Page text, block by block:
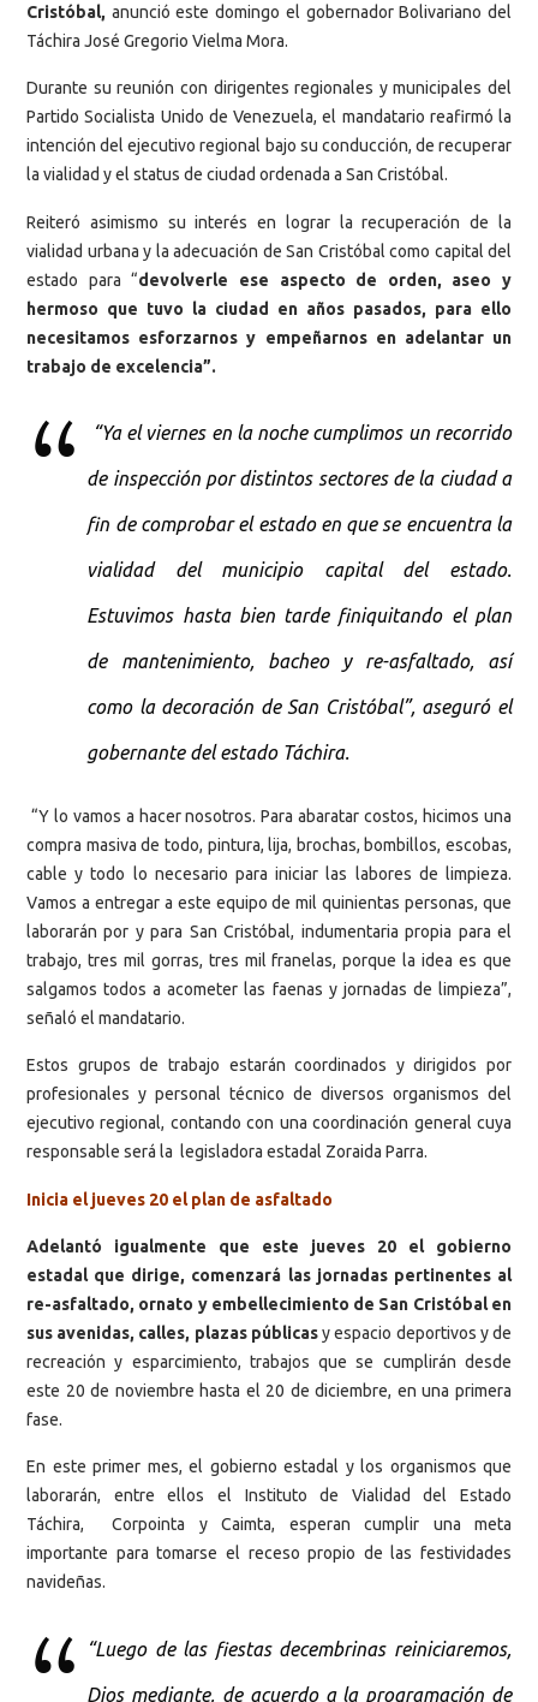
Cristóbal, anunció este domingo el gobernador Bolivariano del
Táchira José Gregorio Vielma Mora.
Durante su reunión con dirigentes regionales y municipales del
Partido Socialista Unido de Venezuela, el mandatario reafirmó la
intención del ejecutivo regional bajo su conducción, de recuperar
la vialidad y el status de ciudad ordenada a San Cristóbal.
Reiteró asimismo su interés en lograr la recuperación de la
vialidad urbana y la adecuación de San Cristóbal como capital del
estado para “devolverle ese aspecto de orden, aseo y
hermoso que tuvo la ciudad en años pasados, para ello
necesitamos esforzarnos y empeñarnos en adelantar un
trabajo de excelencia”.
“Ya el viernes en la noche cumplimos un recorrido
de inspección por distintos sectores de la ciudad a
fin de comprobar el estado en que se encuentra la
vialidad del municipio capital del estado.
Estuvimos hasta bien tarde finiquitando el plan
de mantenimiento, bacheo y re-asfaltado, así
como la decoración de San Cristóbal”, aseguró el
gobernante del estado Táchira.
“Y lo vamos a hacer nosotros. Para abaratar costos, hicimos una
compra masiva de todo, pintura, lija, brochas, bombillos, escobas,
cable y todo lo necesario para iniciar las labores de limpieza.
Vamos a entregar a este equipo de mil quinientas personas, que
laborarán por y para San Cristóbal, indumentaria propia para el
trabajo, tres mil gorras, tres mil franelas, porque la idea es que
salgamos todos a acometer las faenas y jornadas de limpieza”,
señaló el mandatario.
Estos grupos de trabajo estarán coordinados y dirigidos por
profesionales y personal técnico de diversos organismos del
ejecutivo regional, contando con una coordinación general cuya
responsable será la legisladora estadal Zoraida Parra.
Inicia el jueves 20 el plan de asfaltado
Adelantó igualmente que este jueves 20 el gobierno
estadal que dirige, comenzará las jornadas pertinentes al
re-asfaltado, ornato y embellecimiento de San Cristóbal en
sus avenidas, calles, plazas públicasy espacio deportivos y de
recreación y esparcimiento, trabajos que se cumplirán desde
este 20 de noviembre hasta el 20 de diciembre, en una primera
fase.
En este primer mes, el gobierno estadal y los organismos que
laborarán, entre ellos el Instituto de Vialidad del Estado
Táchira, Corpointa y Caimta, esperan cumplir una meta
importante para tomarse el receso propio de las festividades
navideñas.
“Luego de las fiestas decembrinas reiniciaremos,
Dios mediante, de acuerdo a la programación de